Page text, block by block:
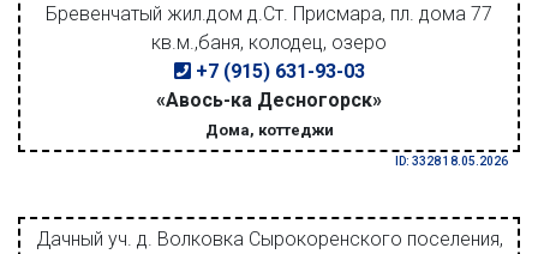
Бревенчатый жил.дом д.Ст. Присмара, пл. дома 77
кв.м.,баня, колодец, озеро
+7 (915) 631-93-03
«Авось-ка Десногорск»
Дома, коттеджи
ID: 3328 18.05.2026
Дачный уч. д. Волковка Сырокоренского поселения,